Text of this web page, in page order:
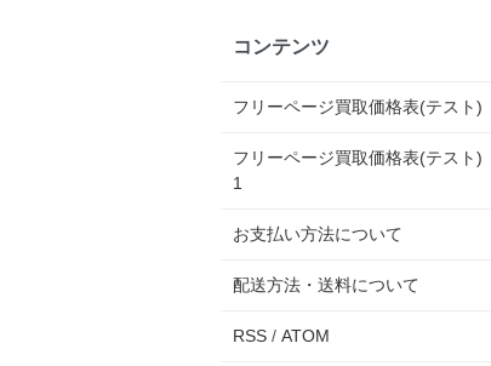
コンテンツ
フリーページ買取価格表(テスト)
フリーページ買取価格表(テスト)
1
お支払い方法について
配送方法・送料について
RSS / ATOM